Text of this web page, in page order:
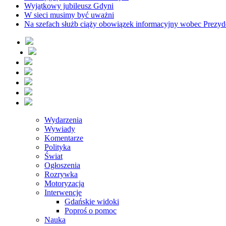
Wyjątkowy jubileusz Gdyni
W sieci musimy być uważni
Na szefach służb ciąży obowiązek informacyjny wobec
Wydarzenia
Wywiady
Komentarze
Polityka
Świat
Ogłoszenia
Rozrywka
Motoryzacja
Interwencje
Gdańskie widoki
Poproś o pomoc
Nauka